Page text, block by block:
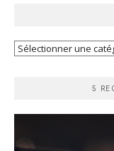
Recherche
5